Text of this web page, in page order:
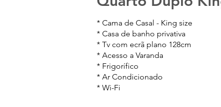
* Cama de Casal - King size
* Casa de banho privativa
* Tv com ecrã plano 128cm
* Acesso a Varanda
* Frigorífico
* Ar Condicionado
* Wi-Fi